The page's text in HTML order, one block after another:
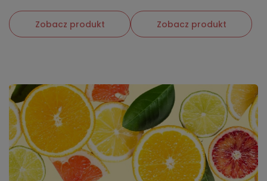
Zobacz produkt Zobacz produkt